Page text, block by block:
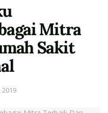
Mitra
Sakit
2019